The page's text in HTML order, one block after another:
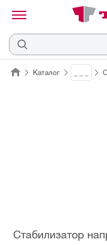
Отмена
Каталог
Стабилизатор